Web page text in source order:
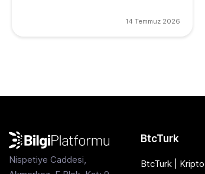
14 Temmuz 2026
Nispetiye Caddesi,
BtcTurk
BtcTurk | Kripto